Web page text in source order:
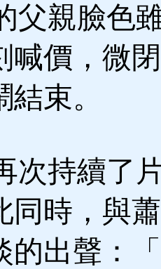
親臉色
喊價，微
束。
持續了
同時，與
的出聲：